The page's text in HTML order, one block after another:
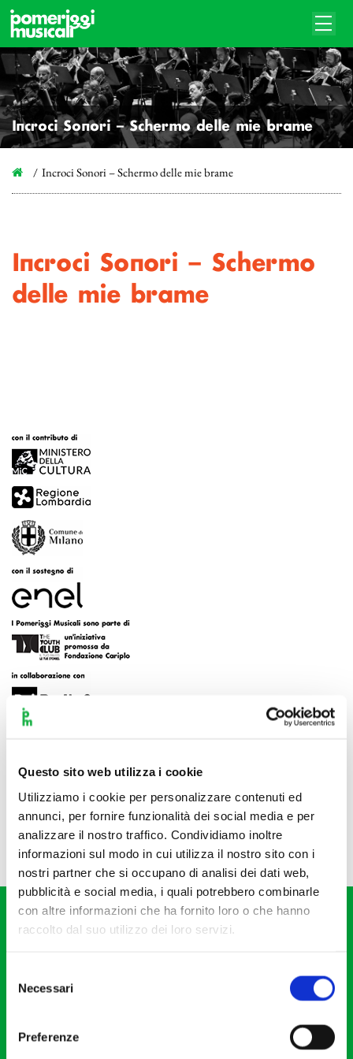
Questo sito web utilizza i cookie
Utilizziamo i cookie per personalizzare contenuti ed
annunci, per fornire funzionalità dei social media e per
analizzare il nostro traffico. Condividiamo inoltre
informazioni sul modo in cui utilizza il nostro sito con i
nostri partner che si occupano di analisi dei dati web,
pubblicità e social media, i quali potrebbero combinarle
con altre informazioni che ha fornito loro o che hanno
raccolto dal suo utilizzo dei loro servizi.
delNecessari
Preferenze
Incroci Sonori – Schermo delle mie brame
Incroci Sonori – Schermo delle mie brame
Incroci Sonori – Schermo
delle mie brame
20121 Milano